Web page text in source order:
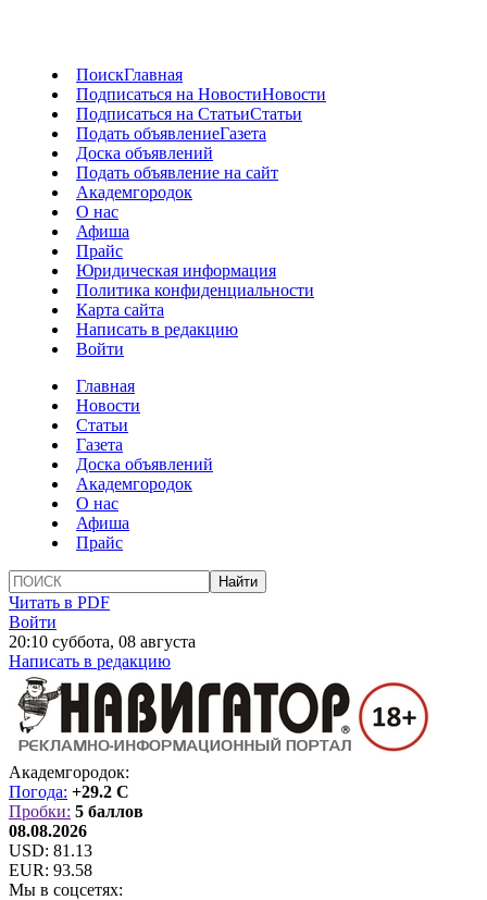
ПоискГлавная
Подписаться на НовостиНовости
Подписаться на СтатьиСтатьи
Подать объявлениеГазета
Доска объявлений
Подать объявление на сайт
Академгородок
О нас
Афиша
Прайс
Юридическая информация
Политика конфиденциальности
Карта сайта
Написать в редакцию
Войти
Главная
Новости
Статьи
Газета
Доска объявлений
Академгородок
О нас
Афиша
Прайс
Читать в PDF
Войти
20:10 суббота, 08 августа
Написать в редакцию
Академгородок:
Погода: +29.2 C
Пробки: 5 баллов
08.08.2026
USD: 81.13
EUR: 93.58
Мы в соцсетях: